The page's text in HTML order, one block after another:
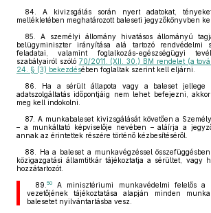
84. A kivizsgálás során nyert adatokat,
mellékletében meghatározott baleseti jegyzőkönyvben
85. A személyi állomány hivatásos állományú
belügyminiszter irányítása alá tartozó rendvédelmi
feladatai, valamint foglalkozás-egészségügyi
szabályairól szóló 70/2011. (XII. 30.) BM rendelet (a
24. § (3) bekezdésében foglaltak szerint kell eljárni.
86. Ha a sérült állapota vagy a baleset jellege
adatszolgáltatás időpontjáig nem lehet befejezni,
meg kell indokolni.
87. A munkabaleset kivizsgálását követően a
– a munkáltató képviselője nevében – aláírja a
annak az érintettek részére történő kézbesítéséről.
88. Ha a baleset a munkavégzéssel
közigazgatási államtitkár tájékoztatja a sérültet, vagy
hozzátartozót.
89. 50A minisztériumi munkavédelmi felelős a
vezetőjének tájékoztatása alapján minden
balesetet nyilvántartásba vesz.